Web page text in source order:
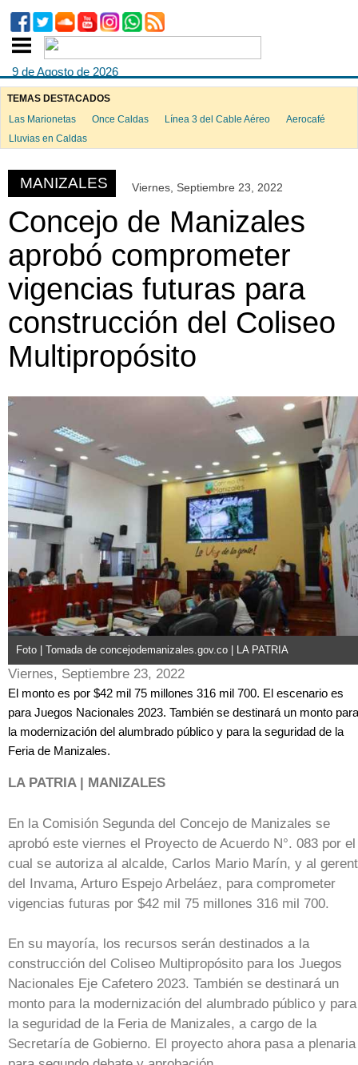
9 de Agosto de 2026
TEMAS DESTACADOS
Las Marionetas
Once Caldas Línea 3 del Cable Aéreo
Aerocafé
Lluvias en Caldas
MANIZALES Viernes, Septiembre 23, 2022
Concejo de Manizales
aprobó comprometer
vigencias futuras para
construcción del Coliseo
Multipropósito
Foto | Tomada de concejodemanizales.gov.co | LA PATRIA
Viernes, Septiembre 23, 2022
El monto es por $42 mil 75 millones 316 mil 700. El escenario es
para Juegos Nacionales 2023. También se destinará un monto para
la modernización del alumbrado público y para la seguridad de la
Feria de Manizales.
LA PATRIA | MANIZALES
En la Comisión Segunda del Concejo de Manizales se
aprobó este viernes el Proyecto de Acuerdo N°. 083 por el
cual se autoriza al alcalde, Carlos Mario Marín, y al
del Invama, Arturo Espejo Arbeláez, para comprometer
vigencias futuras por $42 mil 75 millones 316 mil 700.
En su mayoría, los recursos serán destinados a la
construcción del Coliseo Multipropósito para los Juegos
Nacionales Eje Cafetero 2023. También se destinará un
monto para la modernización del alumbrado público y para
la seguridad de la Feria de Manizales, a cargo de la
Secretaría de Gobierno. El proyecto ahora pasa a plenaria